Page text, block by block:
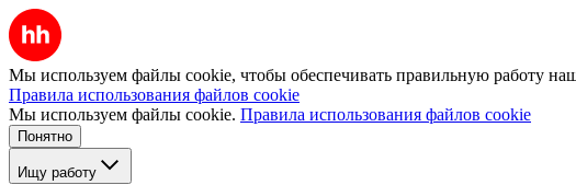
Мы используем файлы cookie, чтобы обеспечивать правильную работу
Правила использования файлов cookie
Мы используем файлы cookie. Правила использования файлов cookie
Понятно
Ищу работу